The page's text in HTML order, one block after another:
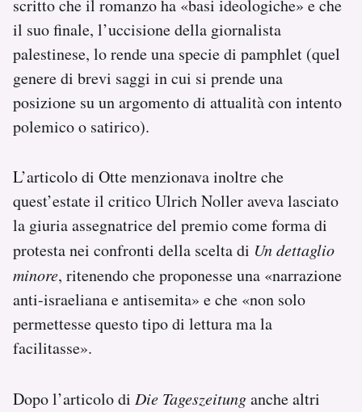
scritto che il romanzo ha «basi ideologiche» e che
il suo finale, l’uccisione della giornalista
palestinese, lo rende una specie di pamphlet (quel
genere di brevi saggi in cui si prende una
posizione su un argomento di attualità con intento
polemico o satirico).
L’articolo di Otte menzionava inoltre che
quest’estate il critico Ulrich Noller aveva lasciato
la giuria assegnatrice del premio come forma di
protesta nei confronti della scelta di Un dettaglio
minore, ritenendo che proponesse una «narrazione
anti-israeliana e antisemita» e che «non solo
permettesse questo tipo di lettura ma la
facilitasse».
Dopo l’articolo di Die Tageszeitunganche altri